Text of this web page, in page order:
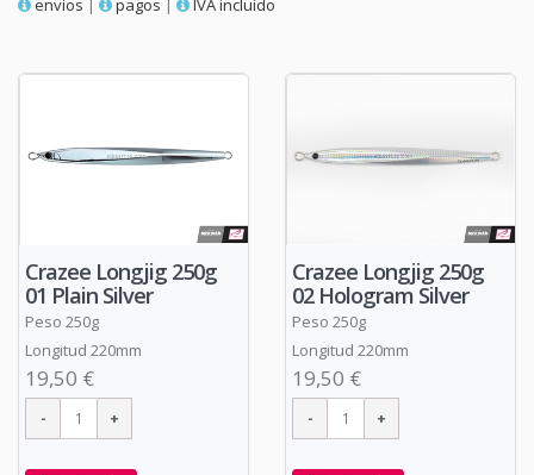
envios | pagos | IVA incluido
Crazee Longjig 250g
01 Plain Silver
Peso 250g
Longitud 220mm
19,50 €
Crazee Longjig 250g
02 Hologram Silver
Peso 250g
Longitud 220mm
19,50 €